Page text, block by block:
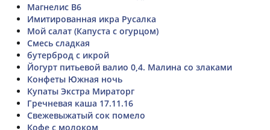
Магнелис В6
Имитированная икра Русалка
Мой салат (Капуста с огурцом)
Смесь сладкая
бутерброд с икрой
Йогурт питьевой валио 0,4. Малина со злаками
Конфеты Южная ночь
Купаты Экстра Мираторг
Гречневая каша 17.11.16
Свежевыжатый сок помело
Кофе с молоком